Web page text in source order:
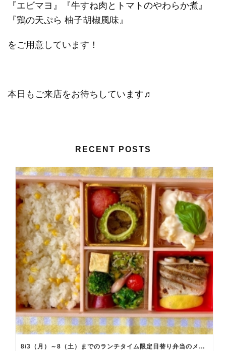
『エビマヨ』『牛すね肉とトマトのやわらか煮』
『鶏の天ぷら 柚子胡椒風味』
をご用意しています！
本日もご来店をお待ちしています♬
RECENT POSTS
8/3（月）～8（土）までのランチタイム限定日替り弁当のメインメニュー